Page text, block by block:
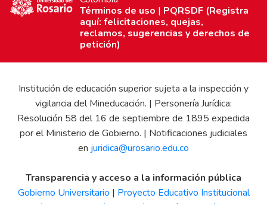
Términos de uso | PQRSDF (Registra
aquí: felicitaciones, quejas,
reclamos, sugerencias y derechos de
petición)
Institución de educación superior sujeta a la inspección y
vigilancia del Mineducación. | Personería Jurídica:
Resolución 58 del 16 de septiembre de 1895 expedida
por el Ministerio de Gobierno. | Notificaciones judiciales
en juridica@urosario.edu.co
Transparencia y acceso a la información pública
Gobierno Universitario | Proyecto Educativo Institucional